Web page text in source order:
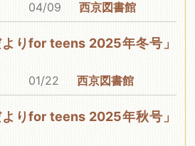
04/09 西京図書館
よりfor teens 2025年冬号」
01/22 西京図書館
よりfor teens 2025年秋号」